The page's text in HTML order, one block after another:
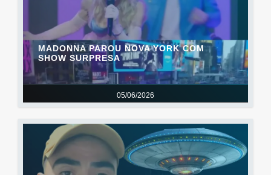
05/06/2026
MADONNA PAROU NOVA YORK COM
SHOW SURPRESA